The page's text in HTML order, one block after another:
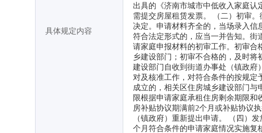
具体规定内容
出具的《济南市城市中低收入家庭认
需提交房屋租赁发票。 （二）初审
决定。申请材料齐全的，当场录入
符合法定形式的，应当一并告知。街
请家庭申报材料的初审工作。初审合
乡建设部门；初审不合格的，及时
建设部门自收到街道办事处（镇政府
对及核准工作，对符合条件的按规定
成立的，相关区住房城乡建设部门
限根据申请家庭承租住房剩余期限和
房补贴协议期满前2个月或补贴协议
（镇政府）重新提出申请。 （四）
个月符合条件的申请家庭情况实施复